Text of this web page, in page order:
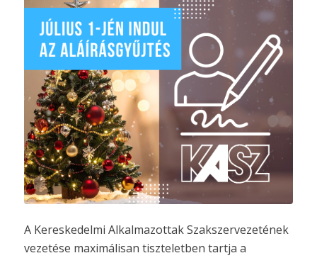
A Kereskedelmi Alkalmazottak Szakszervezetének
vezetése maximálisan tiszteletben tartja a